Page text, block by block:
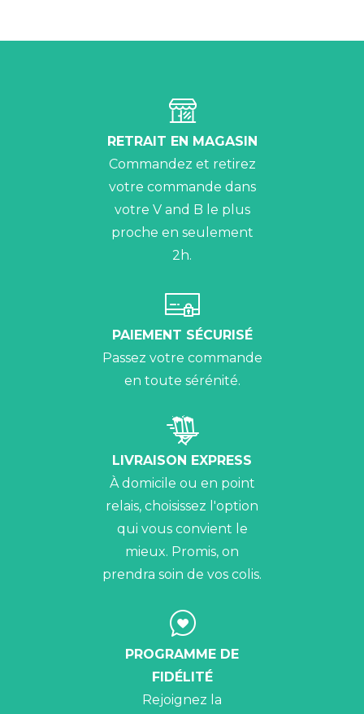
RETRAIT EN MAGASIN
Commandez et retirez
votre commande dans
votre V and B le plus
proche en seulement
2h.
PAIEMENT SÉCURISÉ
Passez votre commande
en toute sérénité.
LIVRAISON EXPRESS
À domicile ou en point
relais, choisissez l'option
qui vous convient le
mieux. Promis, on
prendra soin de vos colis.
PROGRAMME DE
FIDÉLITÉ
Rejoignez la